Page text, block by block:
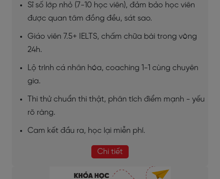
Sĩ số lớp nhỏ (7-10 học viên), đảm bảo học viên
được quan tâm đồng đều, sát sao.
Giáo viên 7.5+ IELTS, chấm chữa bài trong vòng
24h.
Lộ trình cá nhân hóa, coaching 1-1 cùng chuyên
gia.
Thi thử chuẩn thi thật, phân tích điểm mạnh - yếu
rõ ràng.
Cam kết đầu ra, học lại miễn phí.
Chi tiết